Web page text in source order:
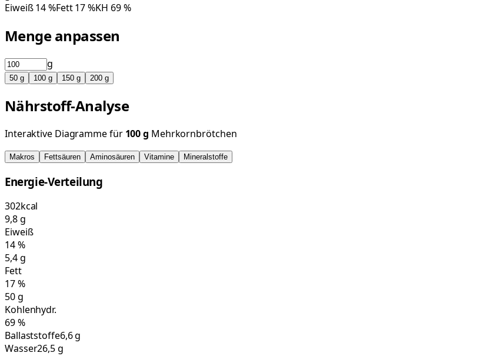
Eiweiß14%Fett17%KH 69%
Menge anpassen
g
50 g 100 g 150 g 200 g
Nährstoff-Analyse
Interaktive Diagramme für 100g Mehrkornbrötchen
Makros Fettsäuren Aminosäuren Vitamine Mineralstoffe
Energie-Verteilung
302kcal
9,8g
Eiweiß
14%
5,4g
Fett
17%
50g
Kohlenhydr.
69%
Ballaststoffe6,6 g
Wasser26,5 g